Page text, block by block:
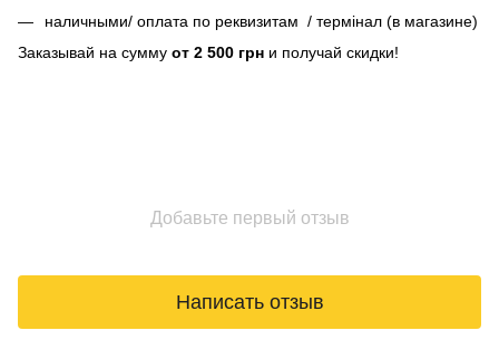
наличными/ оплата по реквизитам / термінал (в магазине)
Заказывай на сумму от 2 500 грн и получай скидки!
Добавьте первый отзыв
Написать отзыв